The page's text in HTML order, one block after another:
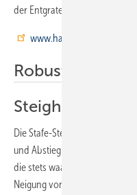
der Entgrater in einer
www.haas.de
Robusta-Gaukel
Steighilfe für die
Die Stafe-Steiltreppe von
und Abstieg von Ebene zu
die stets waagerechten Tritte
Neigung von 60° bis 75°.